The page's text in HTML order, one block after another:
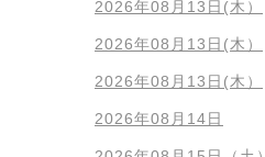
2026年08月13日(木）
2026年08月13日(木）
2026年08月13日(木）
2026年08月14日